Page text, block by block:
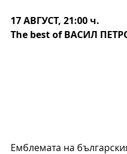
17 АВГУСТ, 21:00 ч.
The best of ВАСИЛ
Емблемата на